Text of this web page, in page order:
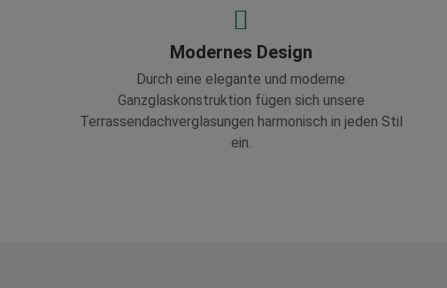
Modernes Design
Durch eine elegante und moderne
Ganzglaskonstruktion fügen sich unsere
Terrassendachverglasungen harmonisch in jeden Stil
ein.